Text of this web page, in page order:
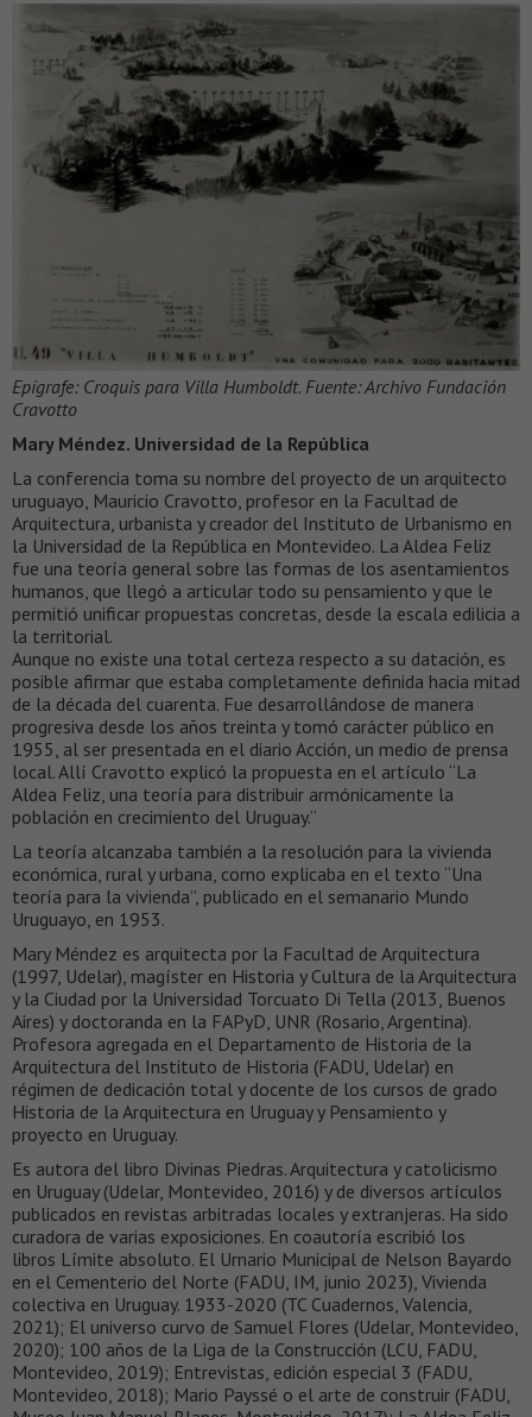
Epígrafe: Croquis para Villa Humboldt. Fuente: Archivo Fundación
Cravotto
Mary Méndez. Universidad de la República
La conferencia toma su nombre del proyecto de un arquitecto
uruguayo, Mauricio Cravotto, profesor en la Facultad de
Arquitectura, urbanista y creador del Instituto de Urbanismo en
la Universidad de la República en Montevideo. La Aldea Feliz
fue una teoría general sobre las formas de los asentamientos
humanos, que llegó a articular todo su pensamiento y que le
permitió unificar propuestas concretas, desde la escala edilicia a
la territorial.
Aunque no existe una total certeza respecto a su datación, es
posible afirmar que estaba completamente definida hacia mitad
de la década del cuarenta. Fue desarrollándose de manera
progresiva desde los años treinta y tomó carácter público en
1955, al ser presentada en el diario Acción, un medio de prensa
local. Allí Cravotto explicó la propuesta en el artículo “La
Aldea Feliz, una teoría para distribuir armónicamente la
población en crecimiento del Uruguay.”
La teoría alcanzaba también a la resolución para la vivienda
económica, rural y urbana, como explicaba en el texto “Una
teoría para la vivienda”, publicado en el semanario Mundo
Uruguayo, en 1953.
Mary Méndez es arquitecta por la Facultad de Arquitectura
(1997, Udelar), magíster en Historia y Cultura de la Arquitectura
y la Ciudad por la Universidad Torcuato Di Tella (2013, Buenos
Aires) y doctoranda en la FAPyD, UNR (Rosario, Argentina).
Profesora agregada en el Departamento de Historia de la
Arquitectura del Instituto de Historia (FADU, Udelar) en
régimen de dedicación total y docente de los cursos de grado
Historia de la Arquitectura en Uruguay y Pensamiento y
proyecto en Uruguay.
Es autora del libro Divinas Piedras. Arquitectura y catolicismo
en Uruguay (Udelar, Montevideo, 2016) y de diversos artículos
publicados en revistas arbitradas locales y extranjeras. Ha sido
curadora de varias exposiciones. En coautoría escribió los
libros Límite absoluto. El Urnario Municipal de Nelson Bayardo
en el Cementerio del Norte (FADU, IM, junio 2023), Vivienda
colectiva en Uruguay. 1933-2020 (TC Cuadernos, Valencia,
2021); El universo curvo de Samuel Flores (Udelar, Montevideo,
2020); 100 años de la Liga de la Construcción (LCU, FADU,
Montevideo, 2019); Entrevistas, edición especial 3 (FADU,
Montevideo, 2018); Mario Payssé o el arte de construir (FADU,